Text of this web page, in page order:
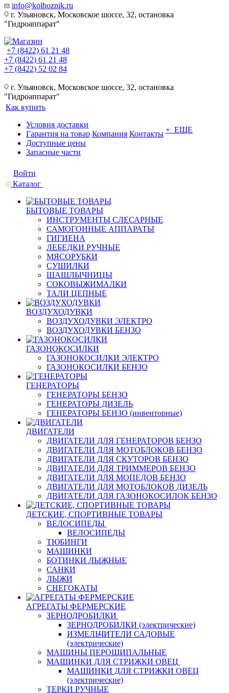
info@kolhoznik.ru
г. Ульяновск, Московское шоссе, 32, остановка
"Гидроаппарат"
+7 (8422) 61 21 48
+7 (8422) 61 21 48
+7 (8422) 52 02 84
г. Ульяновск, Московское шоссе, 32, остановка
"Гидроаппарат"
Как купить
Условия доставки
Гарантия на товар
Доступные цены
Запасные части
Компания Контакты + ЕЩЕ
Войти
Каталог
БЫТОВЫЕ ТОВАРЫ
ИНСТРУМЕНТЫ СЛЕСАРНЫЕ
САМОГОННЫЕ АППАРАТЫ
ГИГИЕНА
ЛЕБЕДКИ РУЧНЫЕ
МЯСОРУБКИ
СУШИЛКИ
ШАШЛЫЧНИЦЫ
СОКОВЫЖИМАЛКИ
ТАЛИ ЦЕПНЫЕ
ВОЗДУХОДУВКИ
ВОЗДУХОДУВКИ ЭЛЕКТРО
ВОЗДУХОДУВКИ БЕНЗО
ГАЗОНОКОСИЛКИ
ГАЗОНОКОСИЛКИ ЭЛЕКТРО
ГАЗОНОКОСИЛКИ БЕНЗО
ГЕНЕРАТОРЫ
ГЕНЕРАТОРЫ БЕНЗО
ГЕНЕРАТОРЫ ДИЗЕЛЬ
ГЕНЕРАТОРЫ БЕНЗО (инвенторные)
ДВИГАТЕЛИ
ДВИГАТЕЛИ ДЛЯ ГЕНЕРАТОРОВ БЕНЗО
ДВИГАТЕЛИ ДЛЯ МОТОБЛОКОВ БЕНЗО
ДВИГАТЕЛИ ДЛЯ СКУТОРОВ БЕНЗО
ДВИГАТЕЛИ ДЛЯ ТРИММЕРОВ БЕНЗО
ДВИГАТЕЛИ ДЛЯ МОПЕДОВ БЕНЗО
ДВИГАТЕЛИ ДЛЯ МОТОБЛОКОВ ДИЗЕЛЬ
ДВИГАТЕЛИ ДЛЯ ГАЗОНОКОСИЛОК БЕНЗО
ДЕТСКИЕ, СПОРТИВНЫЕ ТОВАРЫ
ВЕЛОСИПЕДЫ
ВЕЛОСИПЕДЫ
ТЮБИНГИ
МАШИНКИ
БОТИНКИ ЛЫЖНЫЕ
САНКИ
ЛЫЖИ
СНЕГОКАТЫ
АГРЕГАТЫ ФЕРМЕРСКИЕ
ЗЕРНОДРОБИЛКИ
ЗЕРНОДРОБИЛКИ (электрические)
ИЗМЕЛЬЧИТЕЛИ САДОВЫЕ
(электрические)
МАШИНЫ ПЕРОЩИПАЛЬНЫЕ
МАШИНКИ ДЛЯ СТРИЖКИ ОВЕЦ
МАШИНКИ ДЛЯ СТРИЖКИ ОВЕЦ
(электрические)
ТЕРКИ РУЧНЫЕ